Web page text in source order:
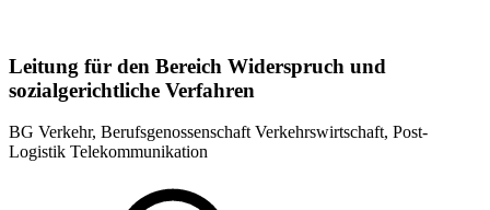
Leitung für den Bereich Widerspruch und
sozialgerichtliche Verfahren
BG Verkehr, Berufsgenossenschaft Verkehrswirtschaft, Post-
Logistik Telekommunikation